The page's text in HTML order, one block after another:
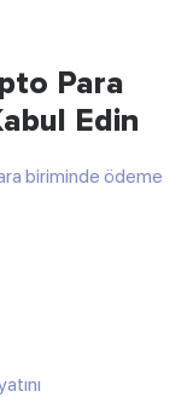
Para
Edin
biriminde ödeme